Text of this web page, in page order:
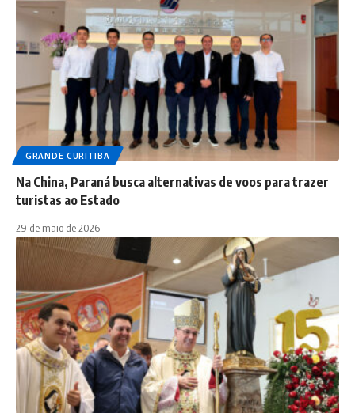
GRANDE CURITIBA
Na China, Paraná busca alternativas de voos para trazer
turistas ao Estado
29 de maio de 2026